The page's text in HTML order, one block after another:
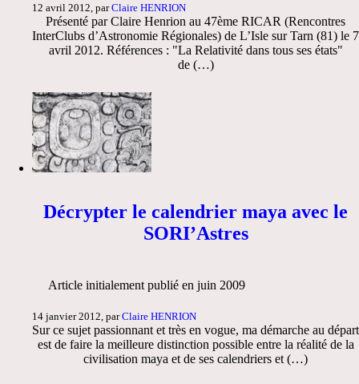
12 avril 2012, parClaire HENRION
Présenté par Claire Henrion au 47ème RICAR (Rencontres
InterClubs d’Astronomie Régionales) de L’Isle sur Tarn (81) le 7
avril 2012. Références : "La Relativité dans tous ses états"
de (…)
Décrypter le calendrier maya avec le
SORI’Astres
Article initialement publié en juin 2009
14 janvier 2012, parClaire HENRION
Sur ce sujet passionnant et très en vogue, ma démarche au départ
est de faire la meilleure distinction possible entre la réalité de la
civilisation maya et de ses calendriers et (…)